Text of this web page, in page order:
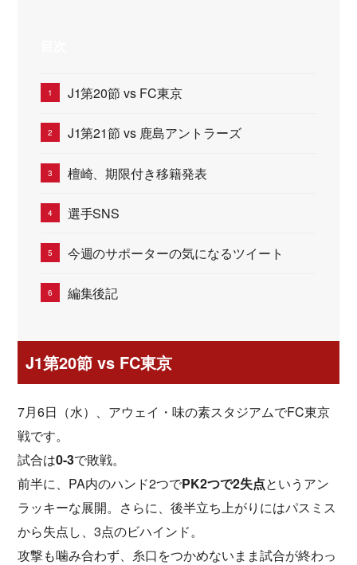
J1第20節 vs FC東京
J1第21節 vs 鹿島アントラーズ
檀崎、期限付き移籍発表
選手SNS
今週のサポーターの気になるツイート
編集後記
J1第20節 vs FC東京
7月6日（水）、アウェイ・味の素スタジアムでFC東京
戦です。
試合は0-3で敗戦。
前半に、PA内のハンド2つでPK2つで2失点というアン
ラッキーな展開。さらに、後半立ち上がりにはパスミス
から失点し、3点のビハインド。
攻撃も噛み合わず、糸口をつかめないまま試合が終わっ